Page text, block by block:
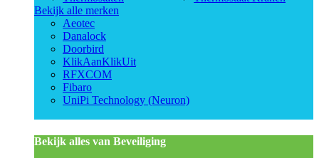
Bekijk alle merken
Aeotec
Danalock
Doorbird
KlikAanKlikUit
RFXCOM
Fibaro
UniPi Technology (Neuron)
Bekijk alles van Beveiliging